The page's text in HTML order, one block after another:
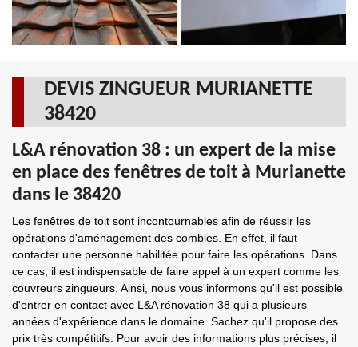
DEVIS ZINGUEUR MURIANETTE
38420
L&A rénovation 38 : un expert de la mise
en place des fenêtres de toit à Murianette
dans le 38420
Les fenêtres de toit sont incontournables afin de réussir les
opérations d'aménagement des combles. En effet, il faut
contacter une personne habilitée pour faire les opérations. Dans
ce cas, il est indispensable de faire appel à un expert comme les
couvreurs zingueurs. Ainsi, nous vous informons qu'il est possible
d'entrer en contact avec L&A rénovation 38 qui a plusieurs
années d'expérience dans le domaine. Sachez qu'il propose des
prix très compétitifs. Pour avoir des informations plus précises, il